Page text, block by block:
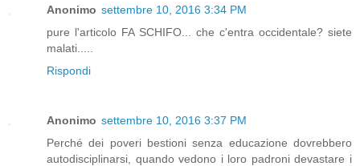
Anonimo settembre 10, 2016 3:34 PM
pure l'articolo FA SCHIFO... che c'entra occidentale? siete
malati.....
Rispondi
Anonimo settembre 10, 2016 3:37 PM
Perché dei poveri bestioni senza educazione dovrebbero
autodisciplinarsi, quando vedono i loro padroni devastare i